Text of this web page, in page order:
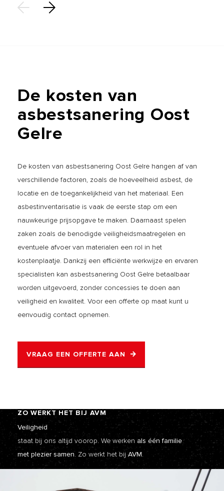
De kosten van
asbestsanering Oost
Gelre
De kosten van asbestsanering Oost Gelre hangen af van
verschillende factoren, zoals de hoeveelheid asbest, de
locatie en de toegankelijkheid van het materiaal. Een
asbestinventarisatie is vaak de eerste stap om een
nauwkeurige prijsopgave te maken. Daarnaast spelen
zaken zoals de benodigde veiligheidsmaatregelen en
eventuele afvoer van materialen een rol in het
kostenplaatje. Dankzij een efficiënte werkwijze en ervaren
specialisten kan asbestsanering Oost Gelre betaalbaar
worden uitgevoerd, zonder concessies te doen aan
veiligheid en kwaliteit. Voor een offerte op maat kunt u
eenvoudig contact opnemen.
VRAAG EEN OFFERTE AAN
ZO WERKT HET BIJ AVM
Veiligheid
staat bij ons altijd voorop. We werken als één familie
met plezier samen. Zo werkt het bijAVM.